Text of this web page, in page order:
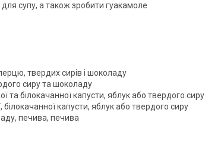
супу, а також зробити гуакамоле
твердих сирів і шоколаду
сиру та шоколаду
та білокачанної капусти, яблук або твердого сиру
білокачанної капусти, яблук або твердого сиру
печива, печива